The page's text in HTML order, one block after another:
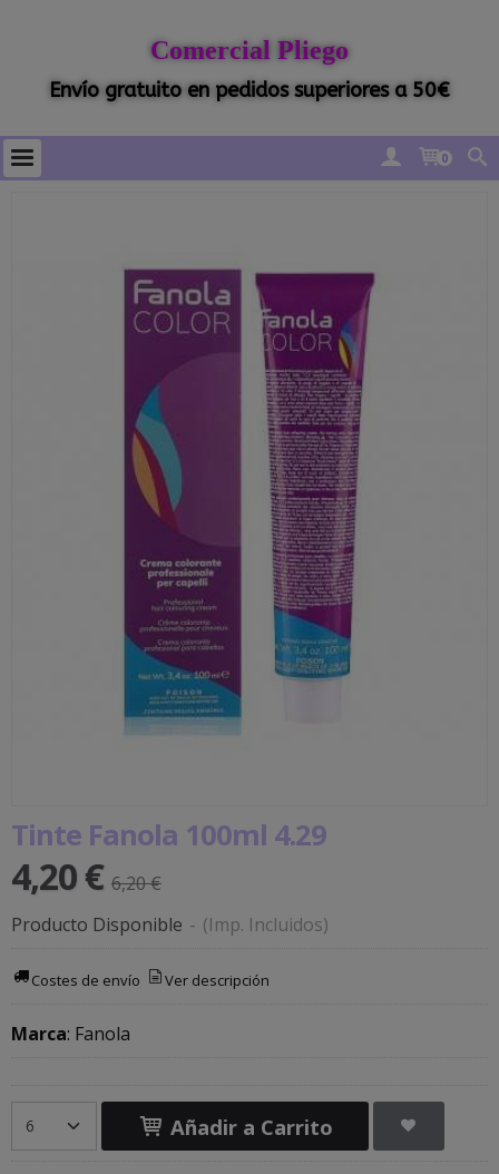
Comercial Pliego
Envío gratuito en pedidos superiores a 50€
0
Tinte Fanola 100ml 4.29
4,20 € 6,20 €
Producto Disponible - (Imp. Incluidos)
Costes de envío Ver descripción
Marca: Fanola
Añadir a Carrito